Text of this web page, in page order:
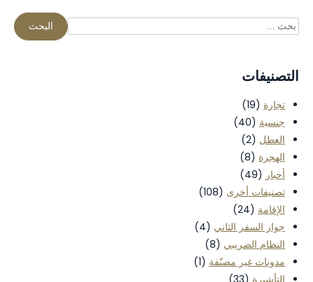
التصنيفات
تجارة (19)
جنسية (40)
العطل (2)
الهجرة (8)
أخبار (49)
تصنيفات أخرى (108)
الإقامة (24)
جواز السفر الثاني (4)
النظام الضريبي (8)
مدونات غير مصنّفة (1)
التأشيرة (33)